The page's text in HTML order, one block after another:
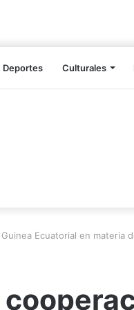
Deportes Culturales
Ecuatorial en materia